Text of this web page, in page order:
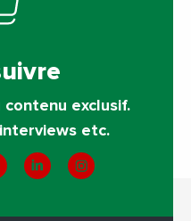
contenu exclusif.
etc.